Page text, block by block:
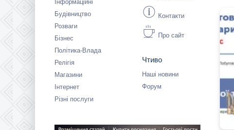
Інформаційні
Будівництво
Розваги
Бізнес
Політика-Влада
Релігія
Магазини
Інтернет
Різні послуги
Контакти
Про сайт
Чтиво
Наші новини
Форум